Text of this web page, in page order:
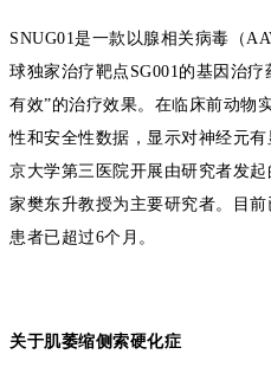
SNUG01是一款以腺相关病毒（
球独家治疗靶点 SG001 的基因治疗
有效”的治疗效果。 在临床前动物
性和安全性数据，显示对神经元有
京大学第三医院开展由研究者发起
家樊东升教授为主要研究者。目
患者已超过6个月。
关于肌萎缩侧索硬化症